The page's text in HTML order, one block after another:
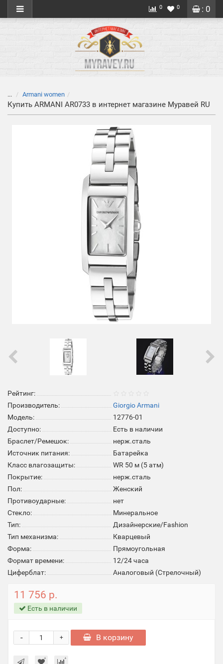
: 0
0 0
... Armani women
Купить ARMANI AR0733 в интернет магазине Муравей RU
Рейтинг:
Производитель:
Giorgio Armani
Модель:
12776-01
Доступно:
Есть в наличии
Браслет/Ремешок:
нерж.сталь
Источник питания:
Батарейка
Класс влагозащиты:
WR 50 м (5 атм)
Покрытие:
нерж.сталь
Пол:
Женский
Противоударные:
нет
Стекло:
Минеральное
Тип:
Дизайнерские/Fashion
Тип механизма:
Кварцевый
Форма:
Прямоугольная
Формат времени:
12/24 часа
Циферблат:
Аналоговый (Стрелочный)
11 756 р.
Есть в наличии
+
- В корзину